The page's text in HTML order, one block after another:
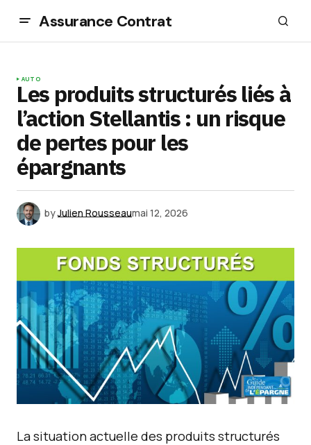
Assurance Contrat
AUTO
Les produits structurés liés à
l’action Stellantis : un risque
de pertes pour les
épargnants
byJulien Rousseaumai 12, 2026
La situation actuelle des produits structurés